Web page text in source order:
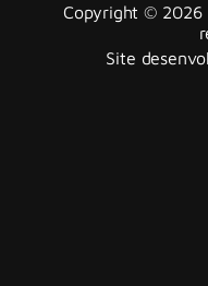
Copyright © 2026
Site